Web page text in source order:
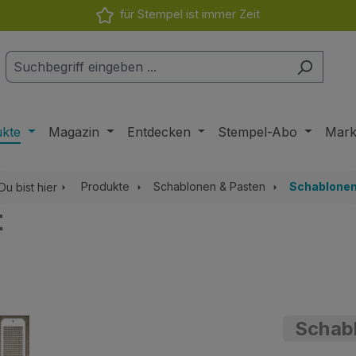
für Stempel ist immer Zeit
Magazin Entdecken Stempel-Abo
Du bist hier Produkte Schablonen & Pasten Schablonen